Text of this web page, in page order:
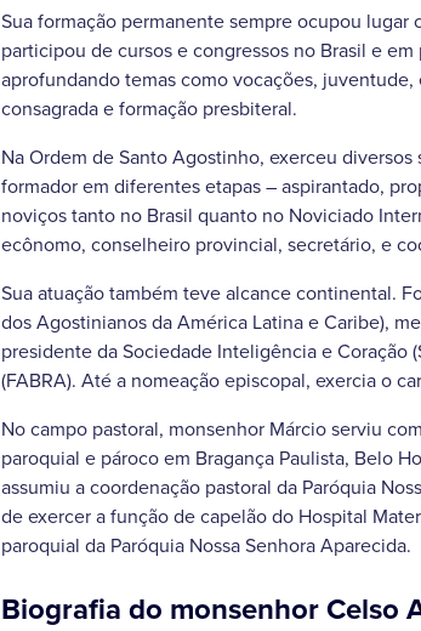
Sua formação permanente sempre ocupou
participou de cursos e congressos no Brasil e
aprofundando temas como vocações,
consagrada e formação presbiteral.
Na Ordem de Santo Agostinho, exerceu
formador em diferentes etapas – aspirantado,
noviços tanto no Brasil quanto no Noviciado
ecônomo, conselheiro provincial, secretário, e
Sua atuação também teve alcance continental.
dos Agostinianos da América Latina e Caribe),
presidente da Sociedade Inteligência e Coração
(FABRA). Até a nomeação episcopal, exercia o
No campo pastoral, monsenhor Márcio serviu
paroquial e pároco em Bragança Paulista, Belo
assumiu a coordenação pastoral da Paróquia
de exercer a função de capelão do Hospital
paroquial da Paróquia Nossa Senhora Aparecida.
Biografia do monsenhor Celso